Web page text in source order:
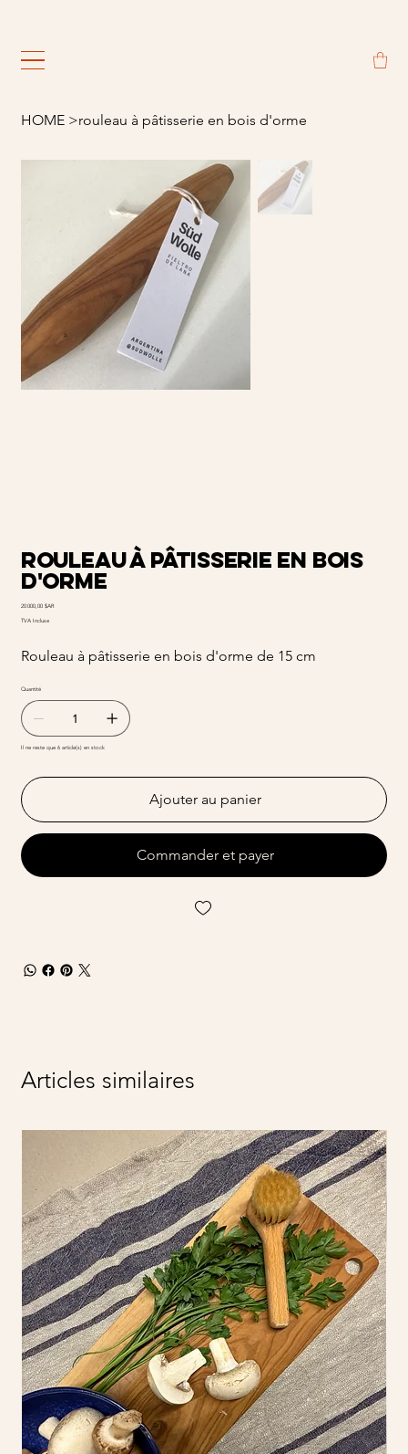
HOME >rouleau à pâtisserie en bois d'orme
rouleau à pâtisserie en bois
d'orme
Prix
20 000,00 $AR
TVA Incluse
Rouleau à pâtisserie en bois d'orme de 15 cm
Quantité
Il ne reste que 6 article(s) en stock
Ajouter au panier
Commander et payer
Articles similaires